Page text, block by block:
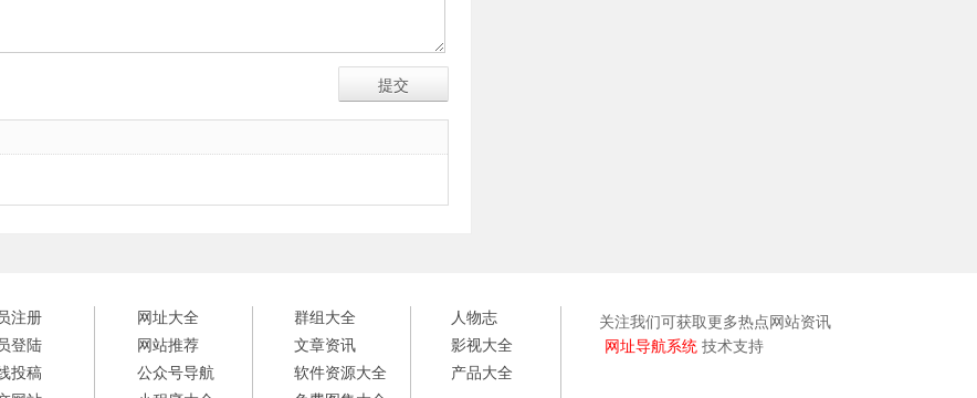
注册
登陆
投稿
网址大全
网站推荐
公众号导航
群组大全
文章资讯
软件资源大全
人物志
影视大全
产品大全
关注我们可获取更多热点网站资讯
网址导航系统 技术支持